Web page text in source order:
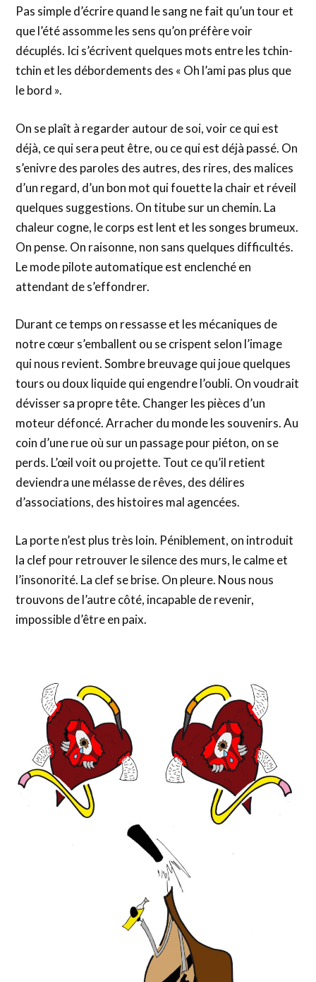
Pas simple d’écrire quand le sang ne fait qu’un tour et
que l’été assomme les sens qu’on préfère voir
décuplés. Ici s’écrivent quelques mots entre les tchin-
tchin et les débordements des « Oh l’ami pas plus que
le bord ».
On se plaît à regarder autour de soi, voir ce qui est
déjà, ce qui sera peut être, ou ce qui est déjà passé. On
s’enivre des paroles des autres, des rires, des malices
d’un regard, d’un bon mot qui fouette la chair et réveil
quelques suggestions. On titube sur un chemin. La
chaleur cogne, le corps est lent et les songes brumeux.
On pense. On raisonne, non sans quelques difficultés.
Le mode pilote automatique est enclenché en
attendant de s’effondrer.
Durant ce temps on ressasse et les mécaniques de
notre cœur s’emballent ou se crispent selon l’image
qui nous revient. Sombre breuvage qui joue quelques
tours ou doux liquide qui engendre l’oubli. On voudrait
dévisser sa propre tête. Changer les pièces d’un
moteur défoncé. Arracher du monde les souvenirs. Au
coin d’une rue où sur un passage pour piéton, on se
perds. L’œil voit ou projette. Tout ce qu’il retient
deviendra une mélasse de rêves, des délires
d’associations, des histoires mal agencées.
La porte n’est plus très loin. Péniblement, on introduit
la clef pour retrouver le silence des murs, le calme et
l’insonorité. La clef se brise. On pleure. Nous nous
trouvons de l’autre côté, incapable de revenir,
impossible d’être en paix.